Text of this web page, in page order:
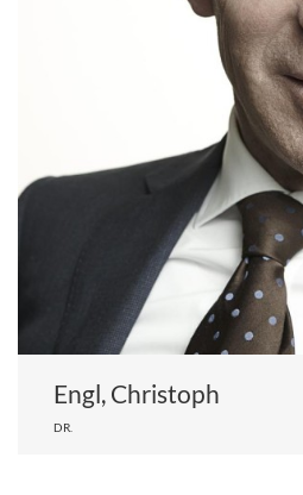
Engl, Christoph
DR.